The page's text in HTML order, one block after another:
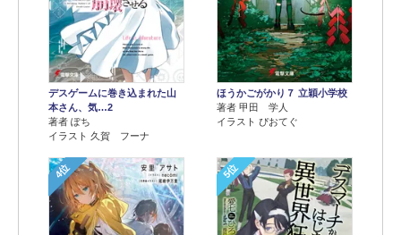
デスゲームに巻き込まれた山
本さん、気…2
著者 ぽち
イラスト 久賀 フーナ
ほうかごがかり７ 立穎小学校
著者 甲田 学人
イラスト ぴおてぐ
4位 5位